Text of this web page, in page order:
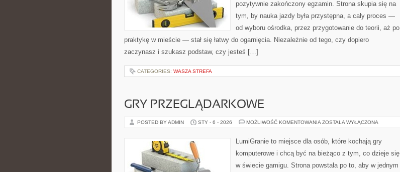
pozytywnie zakończony egzamin. Strona skupia się na
tym, by nauka jazdy była przystępna, a cały proces —
od wyboru ośrodka, przez przygotowanie do teorii, aż po
praktykę w mieście — stał się łatwy do ogarnięcia. Niezależnie od tego, czy dopiero
zaczynasz i szukasz podstaw, czy jesteś […]
CATEGORIES: WASZA STREFA
GRY PRZEGLĄDARKOWE
POSTED BY ADMIN STY - 6 - 2026 MOŻLIWOŚĆ KOMENTOWANIA GRY
ZOSTAŁA WYŁĄCZONA
LumiGranie to miejsce dla osób, które kochają gry
komputerowe i chcą być na bieżąco z tym, co dzieje się
w świecie gamigu. Strona powstała po to, aby w jednym